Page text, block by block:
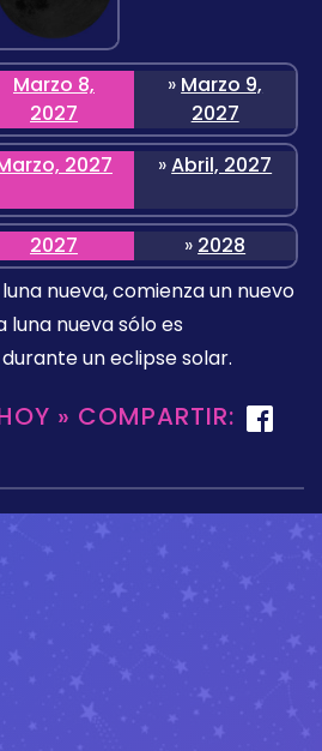
Marzo 8,
2027
» Marzo 9,
2027
2027 »Abril, 2027
2027 » 2028
nueva, comienza un nuevo
luna nueva sólo es
un eclipse solar.
» COMPARTIR: